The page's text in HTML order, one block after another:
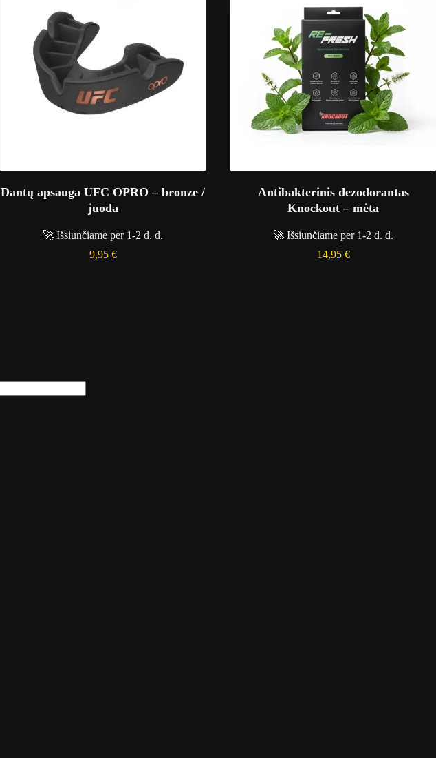
Dantų apsauga UFC OPRO – bronze /
juoda
🚀 Išsiunčiame per 1-2 d. d.
9,95 €
Antibakterinis dezodorantas
Knockout – mėta
🚀 Išsiunčiame per 1-2 d. d.
14,95 €